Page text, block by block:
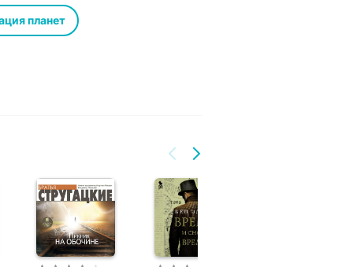
Мне больше всего в
Роман о тоталитаризме.
человек не мог
принадлежала никому.
которому достало силы
Это история бога,
чтобы бросить вызов
планет